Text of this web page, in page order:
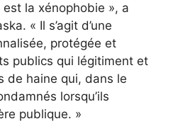
la xénophobie », a
« Il s’agit d’une
protégée et
publics qui légitiment et
de haine qui, dans le
lorsqu’ils
publique. »